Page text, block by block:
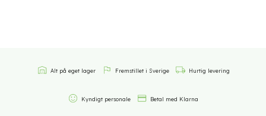
Alt på eget lager Fremstillet i Sverige Hurtig levering
Kyndigt personale Betal med Klarna